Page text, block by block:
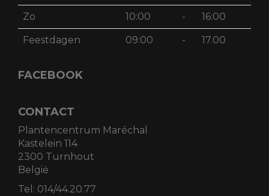
Zo 10:00 - 16:00
Feestdagen 09:00 - 17.00
FACEBOOK
CONTACT
Plantencentrum Maréchal
Kastelein 114
2300 Turnhout
België
Tel: 014/44.20.77